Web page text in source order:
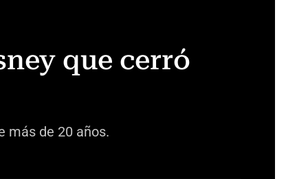
que cerró
más de 20 años.